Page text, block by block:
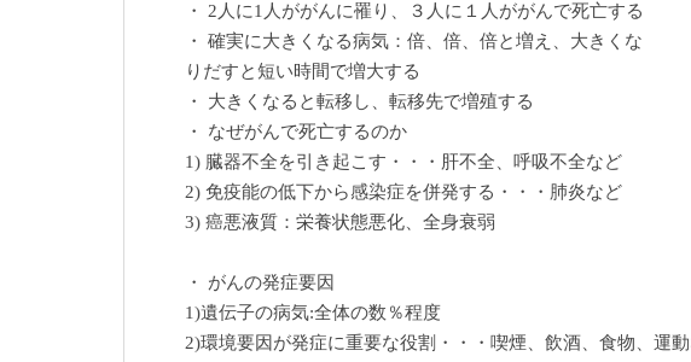
・ 2人に1人ががんに罹り、３人に１人ががんで死亡する
・ 確実に大きくなる病気：倍、倍、倍と増え、大きくな
りだすと短い時間で増大する
・ 大きくなると転移し、転移先で増殖する
・ なぜがんで死亡するのか
1) 臓器不全を引き起こす・・・肝不全、呼吸不全など
2) 免疫能の低下から感染症を併発する・・・肺炎など
3) 癌悪液質：栄養状態悪化、全身衰弱
・ がんの発症要因
1)遺伝子の病気:全体の数％程度
2)環境要因が発症に重要な役割・・・喫煙、飲酒、食物、運